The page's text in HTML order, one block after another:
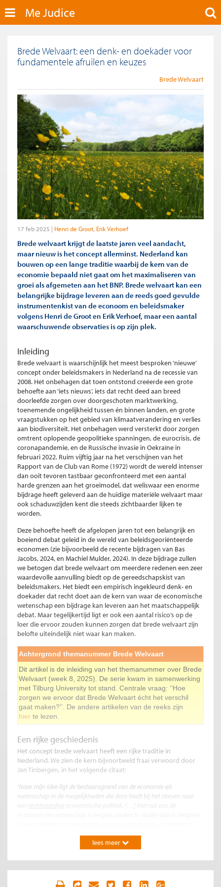
Me Judice
Brede Welvaart: een denk- en doekader voor
fundamentele afruilen en keuzes
Brede Welvaart
17 feb 2025 Henri de Groot Erik Verhoef
Brede welvaart krijgt de laatste jaren veel aandacht,
maar nieuw is het concept allerminst. Nederland kan
bouwen op een lange traditie waarbij de kern van de
economie bepaald niet gaat om het maximaliseren van
groei als afgemeten aan het BNP. Brede welvaart kan een
belangrijke bijdrage leveren aan de reeds goed gevulde
instrumentenkist van de econoom en beleidsmaker
volgens Henri de Groot en Erik Verhoef, maar een aantal
waarschuwende observaties is op zijn plek.
Inleiding
Brede welvaart is waarschijnlijk het meest besproken ‘nieuwe’
concept onder beleidsmakers in Nederland na de recessie van
2008. Het onbehagen dat toen ontstond creëerde een grote
behoefte aan ‘iets nieuws’, iets dat recht deed aan breed
doorleefde zorgen over doorgeschoten marktwerking,
toenemende ongelijkheid tussen én binnen landen, en grote
vraagstukken op het gebied van klimaatverandering en verlies
aan biodiversiteit. Het onbehagen werd versterkt door zorgen
omtrent oplopende geopolitieke spanningen, de eurocrisis, de
coronapandemie, en de Russische invasie in Oekraïne in
februari 2022. Ruim vijftig jaar na het verschijnen van het
Rapport van de Club van Rome (1972) wordt de wereld intenser
dan ooit tevoren tastbaar geconfronteerd met een aantal
harde grenzen aan het groeimodel, dat weliswaar een enorme
bijdrage heeft geleverd aan de huidige materiële welvaart maar
ook schaduwzijden kent die steeds zichtbaarder lijken te
worden.
Deze behoefte heeft de afgelopen jaren tot een belangrijk en
boeiend debat geleid in de wereld van beleidsgeoriënteerde
economen (zie bijvoorbeeld de recente bijdragen van Bas
Jacobs, 2024, en Machiel Mulder, 2024). In deze bijdrage zullen
we betogen dat brede welvaart om meerdere redenen een zeer
waardevolle aanvulling biedt op de gereedschapskist van
beleidsmakers. Het biedt een empirisch ingekleurd denk- en
doekader dat recht doet aan de kern van waar de economische
wetenschap een bijdrage kan leveren aan het maatschappelijk
debat. Maar tegelijkertijd ligt er ook een aantal risico’s op de
loer die ervoor zouden kunnen zorgen dat brede welvaart zijn
belofte uiteindelijk niet waar kan maken.
Achtergrond themanummer Brede Welvaart
Dit artikel is de inleiding van het themanummer over Brede
Welvaart (week 8, 2025). De serie kwam in samenwerking
met Tilburg University tot stand. Centrale vraag: ‘’Hoe
zorgen we ervoor dat Brede Welvaart écht het verschil
gaat maken?’’. De andere artikelen van de reeks zijn
hier te lezen.
Een rijke geschiedenis
Het concept brede welvaart heeft een rijke traditie in
Nederland. We zien de kern bijvoorbeeld fraai verwoord door
Jan Tinbergen, in het volgende citaat:
‘Naar mijn idee ligt de bestaansgrond van de economie als
wetenschap in de mogelijkheden die deze biedt bij het streven naar
economische politiek. […] Het nut van de
voor mijn gevoel tegelijkertijd dat de gedeelten van de economische
wetenschap die daarbij behulpzaam zijn, ook de meeste aandacht
welzijn van de mensheid, dáár is het in de economie
om begonnen’ (Tinbergen in Peelen, 1988, p. 44).
Minstens zo belangrijk zijn de bijdragen van Pieter Hennipman
lees meer